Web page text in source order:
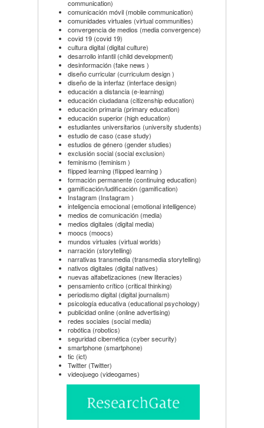
communication)
comunicación móvil (mobile communication)
comunidades virtuales (virtual communities)
convergencia de medios (media convergence)
covid 19 (covid 19)
cultura digital (digital culture)
desarrollo infantil (child development)
desinformación (fake news )
diseño curricular (curriculum design )
diseño de la interfaz (interface design)
educación a distancia (e-learning)
educación ciudadana (citizenship education)
educación primaria (primary education)
educación superior (high education)
estudiantes universitarios (university students)
estudio de caso (case study)
estudios de género (gender studies)
exclusión social (social exclusion)
feminismo (feminism )
flipped learning (flipped learning )
formación permanente (continuing education)
gamificación/ludificación (gamification)
Instagram (Instagram )
inteligencia emocional (emotional intelligence)
medios de comunicación (media)
medios digitales (digital media)
moocs (moocs)
mundos virtuales (virtual worlds)
narración (storytelling)
narrativas transmedia (transmedia storytelling)
nativos digitales (digital natives)
nuevas alfabetizaciones (new literacies)
pensamiento crítico (critical thinking)
periodismo digital (digital journalism)
psicología educativa (educational psychology)
publicidad online (online advertising)
redes sociales (social media)
robótica (robotics)
seguridad cibernética (cyber security)
smartphone (smartphone)
tic (ict)
Twitter (Twitter)
videojuego (videogames)